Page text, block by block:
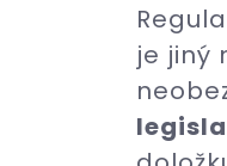
je jiný